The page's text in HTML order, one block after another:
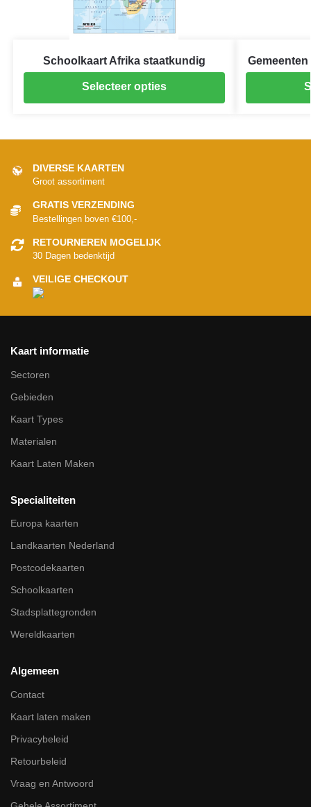
Schoolkaart Afrika staatkundig
Selecteer opties
DIVERSE KAARTEN
Groot assortiment
GRATIS VERZENDING
Bestellingen boven €100,-
RETOURNEREN MOGELIJK
30 Dagen bedenktijd
VEILIGE CHECKOUT
Kaart informatie
Sectoren
Gebieden
Kaart Types
Materialen
Kaart Laten Maken
Specialiteiten
Europa kaarten
Landkaarten Nederland
Postcodekaarten
Schoolkaarten
Stadsplattegronden
Wereldkaarten
Algemeen
Contact
Kaart laten maken
Privacybeleid
Retourbeleid
Vraag en Antwoord